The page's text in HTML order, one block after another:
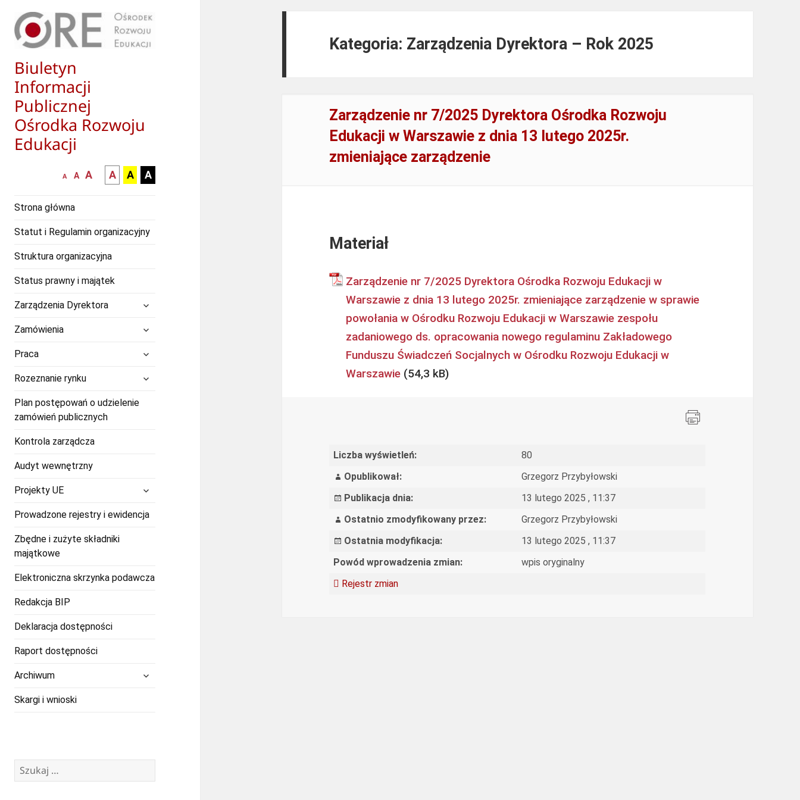
Biuletyn
Informacji
Publicznej
Ośrodka Rozwoju
Edukacji
mniejsza
A
normalna
A
większa-
czcionka
A
kontrast
czarny
białym
A
kontrast
czarny
zółtym
A
kontrast
żółty
A
Strona główna
Statut i Regulamin organizacyjny
Struktura organizacyjna
Status prawny i majątek
Zarządzenia Dyrektora
rozwiń
menu
Zamówienia
Praca
Rozeznanie rynkurozwiń
menu
potomne
Plan postępowań o udzielenie
zamówień publicznych
Kontrola zarządcza
Audyt wewnętrzny
Projekty UE
potomne
Prowadzone rejestry i ewidencja
Zbędne i zużyte składniki
majątkowe
Elektroniczna skrzynka podawcza
Redakcja BIP
Deklaracja dostępności
Raport dostępności
Archiwum
Skargi i wnioski
Szukaj:
Kategoria: Zarządzenia Dyrektora – Rok 2025
Zarządzenie nr 7/2025 Dyrektora Ośrodka Rozwoju
Edukacji w Warszawie z dnia 13 lutego 2025r.
zmieniające zarządzenie
Materiał
Zarządzenie nr 7/2025 Dyrektora Ośrodka Rozwoju Edukacji w
Warszawie z dnia 13 lutego 2025r. zmieniające zarządzenie w sprawie
powołania w Ośrodku Rozwoju Edukacji w Warszawie zespołu
zadaniowego ds. opracowania nowego regulaminu Zakładowego
Funduszu Świadczeń Socjalnych w Ośrodku Rozwoju Edukacji w
Warszawie
Liczba wyświetleń:
80
Opublikował:
Grzegorz Przybyłowski
Publikacja dnia:
13 lutego 2025 , 11:37
Ostatnio zmodyfikowany przez:
Grzegorz Przybyłowski
Ostatnia modyfikacja:
13 lutego 2025 , 11:37
Powód wprowadzenia zmian:
wpis oryginalny
Rejestr zmian